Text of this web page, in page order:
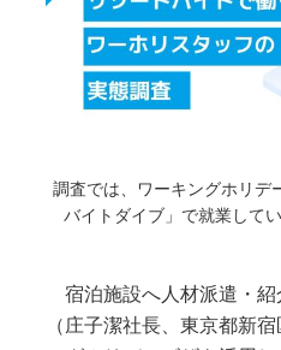
調査では、ワーキングホリデ
バイトダイブ」で就業して
宿泊施設へ人材派遣・紹
（庄子潔社長、東京都新